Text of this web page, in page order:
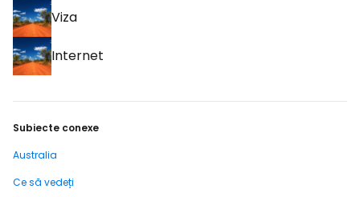
Viza
Internet
Subiecte conexe
Australia
Ce să vedeți